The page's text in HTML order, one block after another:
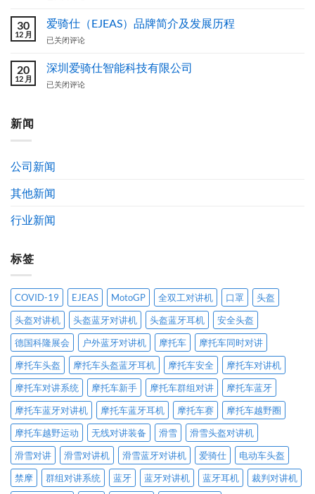
系
外
壳
案
设
计
通
共
方
俐
30
12 月
爱骑仕（EJEAS）品牌简介及发展历程
爱
仕
（EJEAS）
品
历
已关闭评论
20
12 月
深圳爱骑仕智能科技有限公司
深
科
有
公
司
已关闭评论
新闻
公司新闻
其他新闻
行业新闻
标签
COVID-19 EJEAS MotoGP 全双工对讲机 口罩
头盔
头盔对讲机
头盔蓝牙对讲机 头盔蓝牙耳机
安全头盔
德国科隆展会
户外蓝牙对讲机 摩托车
摩托车同时对讲
摩托车头盔
摩托车头盔蓝牙耳机 摩托车安全
摩托车对讲机
摩托车对讲系统
摩托车新手 摩托车群组对讲
摩托车蓝牙
摩托车蓝牙对讲机
摩托车蓝牙耳机 摩托车赛
摩托车越野圈
摩托车越野运动
无线对讲装备 滑雪
滑雪头盔对讲机
滑雪对讲
滑雪对讲机 滑雪蓝牙对讲机 爱骑仕
电动车头盔
禁摩
群组对讲系统 蓝牙 蓝牙对讲机 蓝牙耳机
裁判对讲机